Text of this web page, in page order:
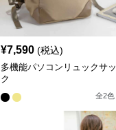
¥7,590 (税込)
多機能パソコンリュックサッ
ク
全2色